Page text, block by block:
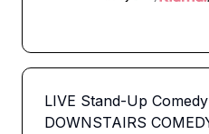
LIVE Stand-Up
DOWNSTAIRS